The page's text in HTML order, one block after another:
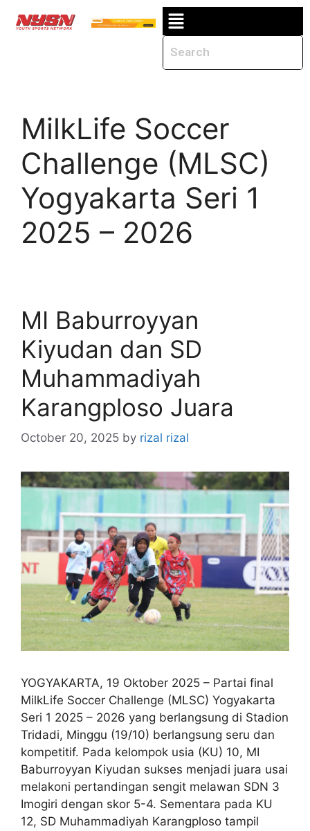
MilkLife Soccer
Challenge (MLSC)
Yogyakarta Seri 1
2025 – 2026
MI Baburroyyan
Kiyudan dan SD
Muhammadiyah
Karangploso Juara
October 20, 2025 by rizal rizal
YOGYAKARTA, 19 Oktober 2025 – Partai final
MilkLife Soccer Challenge (MLSC) Yogyakarta
Seri 1 2025 – 2026 yang berlangsung di Stadion
Tridadi, Minggu (19/10) berlangsung seru dan
kompetitif. Pada kelompok usia (KU) 10, MI
Baburroyyan Kiyudan sukses menjadi juara usai
melakoni pertandingan sengit melawan SDN 3
Imogiri dengan skor 5-4. Sementara pada KU
12, SD Muhammadiyah Karangploso tampil